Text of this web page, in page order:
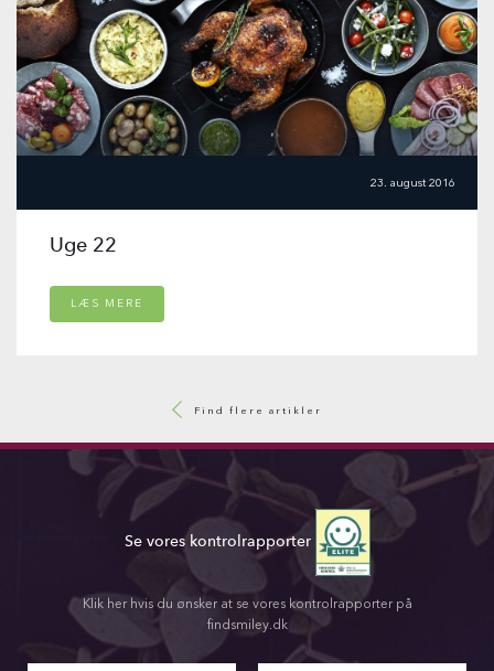
23. august 2016
Uge 22
LÆS MERE
Find flere artikler
Se vores kontrolrapporter
Klik her hvis du ønsker at se vores kontrolrapporter på
findsmiley.dk